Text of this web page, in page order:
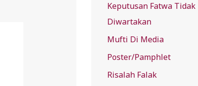
Keputusan Fatwa Tidak
Diwartakan
Mufti Di Media
Poster/Pamphlet
Risalah Falak